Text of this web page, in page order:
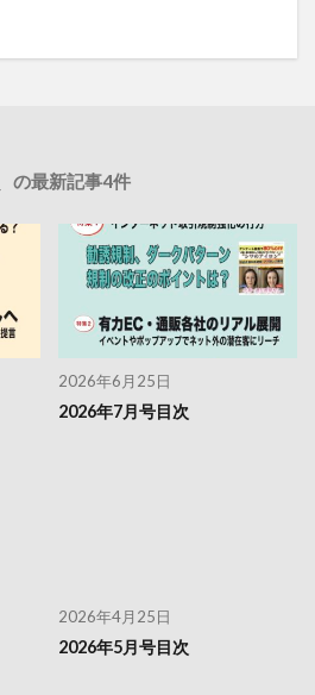
の最新記事4件
2026年6月25日
2026年7月号目次
2026年4月25日
2026年5月号目次